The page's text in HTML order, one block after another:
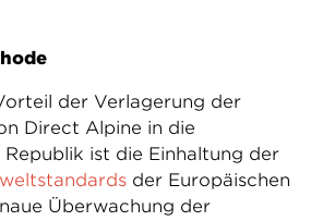
der Verlagerung der
Direct Alpine in die
Republik ist die Einhaltung der
der Europäischen
Überwachung der